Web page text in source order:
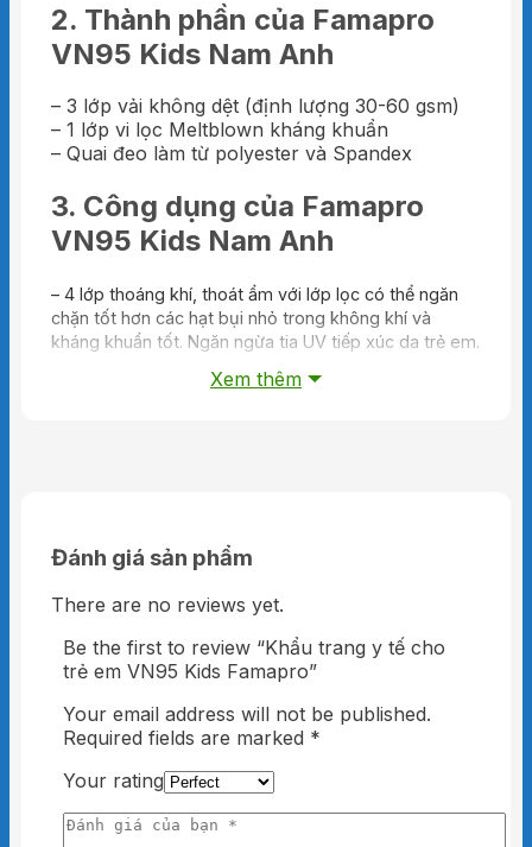
2. Thành phần của Famapro
VN95 Kids Nam Anh
– 3 lớp vải không dệt (định lượng 30-60 gsm)
– 1 lớp vi lọc Meltblown kháng khuẩn
– Quai đeo làm từ polyester và Spandex
3. Công dụng của Famapro
VN95 Kids Nam Anh
– 4 lớp thoáng khí, thoát ẩm với lớp lọc có thể ngăn
chặn tốt hơn các hạt bụi nhỏ trong không khí và
kháng khuẩn tốt. Ngăn ngừa tia UV tiếp xúc da trẻ em.
– Thanh nẹp mũi PP mềm mại, ôm sát mũi
Famapro VN95 Kids Nam Anh
Mở rộng khẩu trang, lần lượt đeo hai quai vào
vành tai rồi điều chỉnh lại cho vừa vặn.
5. Đối tượng sử dụng
Trẻ em 4 – 8 tuổi
6. Bảo quản
Giữ nơi khô ráo.
Xem thêm
Đánh giá sản phẩm
There are no reviews yet.
Be the first to review “Khẩu trang y tế cho
trẻ em VN95 Kids Famapro”
Your email address will not be published.
Required fields are marked *
Your rating